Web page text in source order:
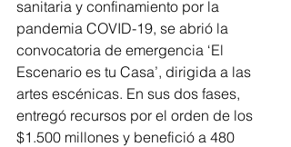
sanitaria y confinamiento por la
pandemia COVID-19, se abrió la
convocatoria de emergencia ‘El
Escenario es tu Casa’, dirigida a las
artes escénicas. En sus dos fases,
entregó recursos por el orden de los
$1.500 millones y benefició a 480